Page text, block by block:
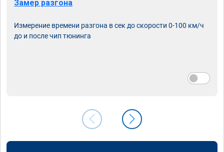
Замер разгона
Измерение времени разгона в сек до скорости 0-100 км/ч
до и после чип тюнинга